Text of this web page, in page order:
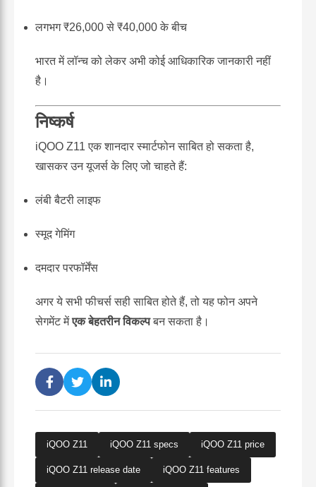
लगभग ₹26,000 से ₹40,000 के बीच
भारत में लॉन्च को लेकर अभी कोई आधिकारिक जानकारी नहीं
है।
निष्कर्ष
iQOO Z11 एक शानदार स्मार्टफोन साबित हो सकता है,
खासकर उन यूजर्स के लिए जो चाहते हैं:
लंबी बैटरी लाइफ
स्मूद गेमिंग
दमदार परफॉर्मेंस
अगर ये सभी फीचर्स सही साबित होते हैं, तो यह फोन अपने
सेगमेंट मेंएक बेहतरीन विकल्पबन सकता है।
iQOO Z11 iQOO Z11 specs iQOO Z11 price
iQOO Z11 release date iQOO Z11 features